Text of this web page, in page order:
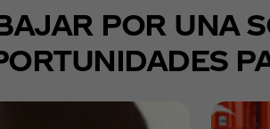
POR UNA